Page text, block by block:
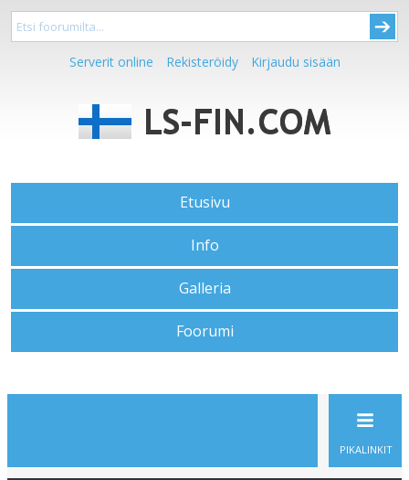
Serverit online Rekisteröidy Kirjaudu sisään
Etusivu
Info
Galleria
Foorumi
PIKALINKIT